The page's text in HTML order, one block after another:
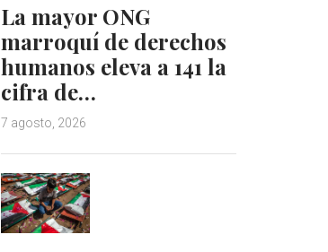
La mayor ONG
marroquí de derechos
humanos eleva a 141 la
cifra de…
7 agosto, 2026